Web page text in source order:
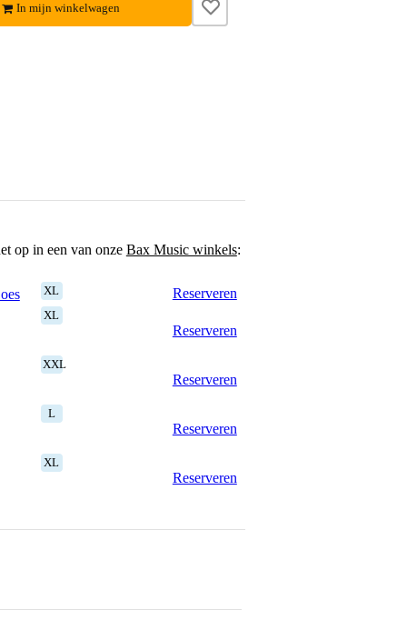
In mijn winkelwagen
op in een van onze Bax Music winkels:
XL
Reserveren
XL
Reserveren
XXL
Reserveren
L
Reserveren
XL
Reserveren